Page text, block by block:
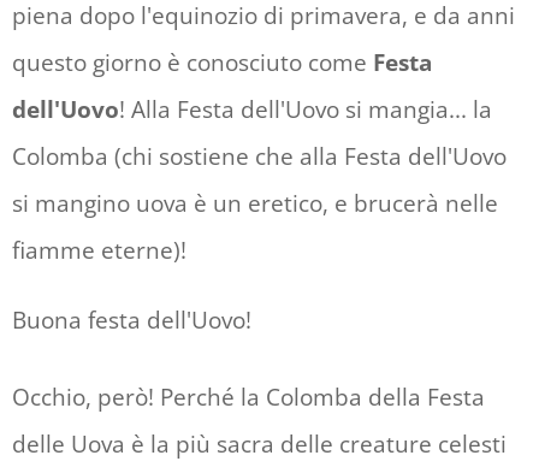
piena dopo l'equinozio di primavera, e da anni
questo giorno è conosciuto come Festa
dell'Uovo! Alla Festa dell'Uovo si mangia... la
Colomba (chi sostiene che alla Festa dell'Uovo
si mangino uova è un eretico, e brucerà nelle
fiamme eterne)!
Buona festa dell'Uovo!
Occhio, però! Perché la Colomba della Festa
delle Uova è la più sacra delle creature celesti